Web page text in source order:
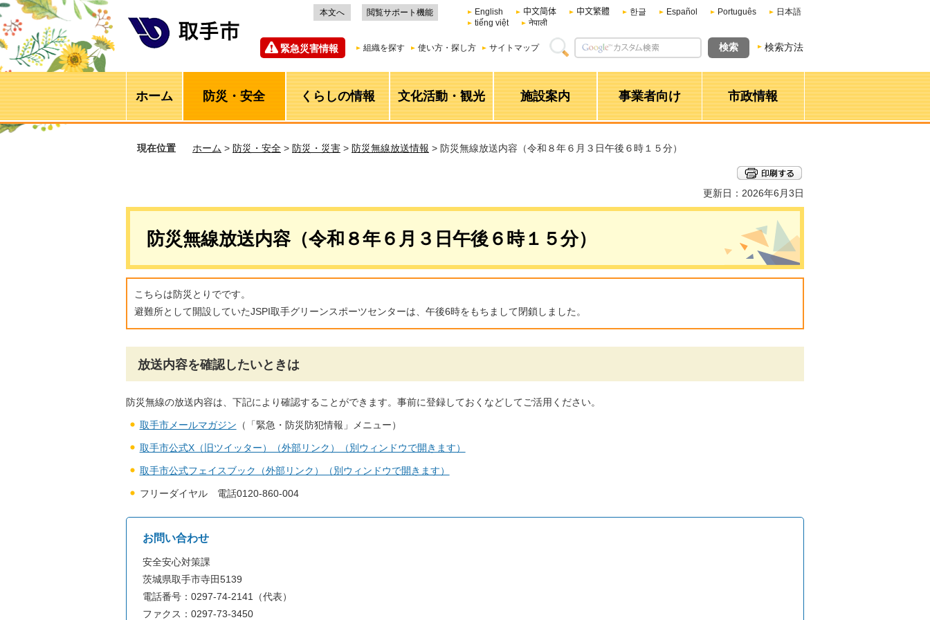
本文へ 閲覧サポート機能 English 中文简体 中文繁體 한글 Español Português
日本語
tiếng việt
नेपाली
緊急災害情報 組織を探す 使い方・探し方 サイトマップ 検索方法
ホーム 防災・安全 くらしの情報 文化活動・観光 施設案内 事業者向け 市政情報
現在位置 ホーム > 防災・安全 > 防災・災害 > 防災無線放送情報 > 防災無線放送内容（令和８年６月３日午後６時１５分）
更新日：2026年6月3日
防災無線放送内容（令和８年６月３日午後６時１５分）
こちらは防災とりでです。
避難所として開設していたJSPI取手グリーンスポーツセンターは、午後6時をもちまして閉鎖しました。
放送内容を確認したいときは
防災無線の放送内容は、下記により確認することができます。事前に登録しておくなどしてご活用ください。
取手市メールマガジン （「緊急・防災防犯情報」メニュー）
取手市公式X（旧ツイッター）（外部リンク）（別ウィンドウで開きます）
取手市公式フェイスブック（外部リンク）（別ウィンドウで開きます）
フリーダイヤル 電話0120-860-004
お問い合わせ
安全安心対策課
茨城県取手市寺田5139
電話番号：0297-74-2141（代表）
ファクス：0297-73-3450